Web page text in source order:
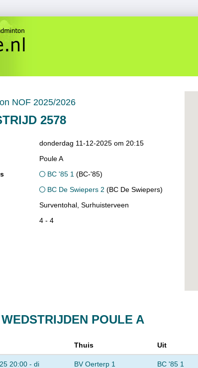
NOF 2025/2026
2578
donderdag 11-12-2025 om 20:15
Poule A
BC '85 1 (BC-'85)
BC De Swiepers 2 (BC De Swiepers)
Surventohal, Surhuisterveen
4 - 4
POULE A
Thuis Uit
20:00 - di BV Oerterp 1 BC '85 1